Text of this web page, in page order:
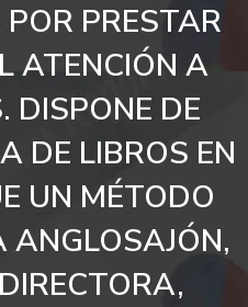
PRESTAR
ATENCIÓN A
DISPONE DE
DE LIBROS EN
UN MÉTODO
ANGLOSAJÓN,